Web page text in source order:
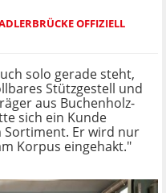
OFFIZIELL
solo gerade steht,
Stützgestell und
aus Buchenholz-
sich ein Kunde
Sortiment. Er wird nur
Korpus eingehakt."